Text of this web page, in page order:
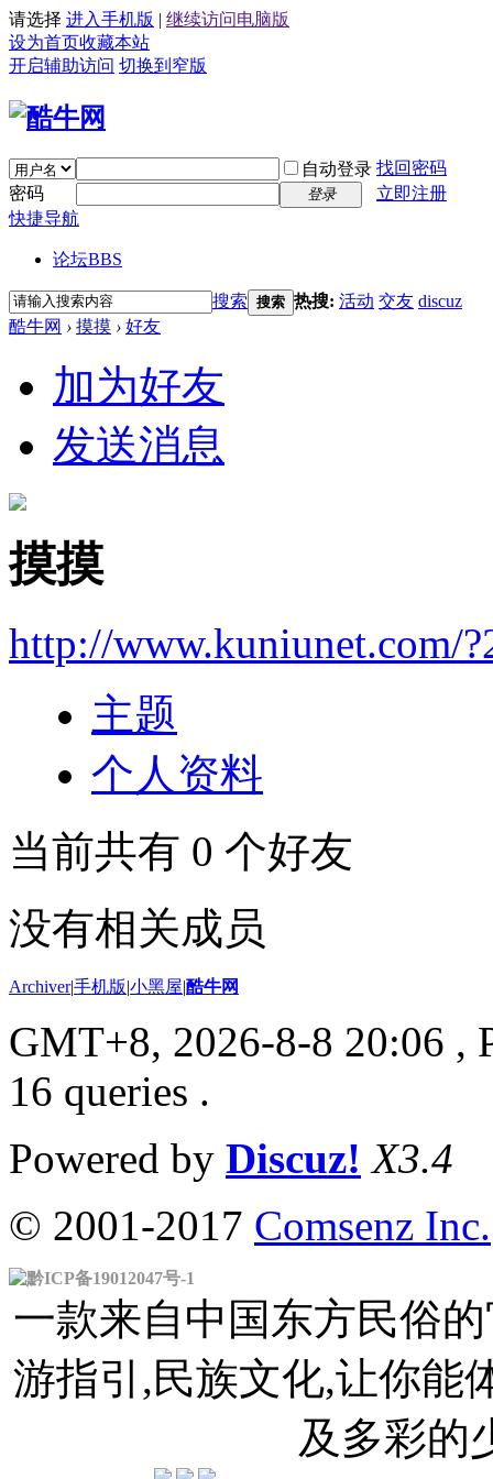
请选择 进入手机版 | 继续访问电脑版
设为首页收藏本站
开启辅助访问 切换到窄版
自动登录 找回密码
密码
登录
立即注册
快捷导航
论坛BBS
搜索 搜索 热搜: 活动 交友 discuz
酷牛网 › 摸摸 › 好友
加为好友
发送消息
摸摸
http://www.kuniunet.com/
主题
个人资料
当前共有 0 个好友
没有相关成员
Archiver|手机版|小黑屋|酷牛网
GMT+8, 2026-8-8 20:06 ,
16 queries .
Powered by Discuz! X3.4
© 2001-2017 Comsenz Inc.
黔ICP备19012047号-1
一款来自中国东方民俗
游指引,民族文化,让你能
及多彩的